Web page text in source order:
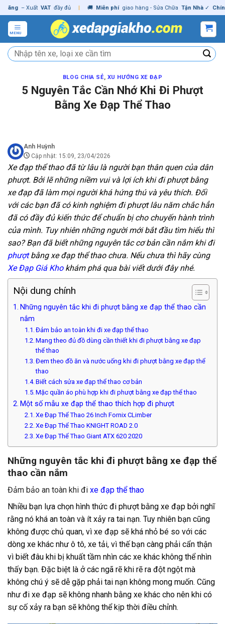
Skip
to
content
– Xuất VAT đầy đủ | 🚚 Miễn phí giao hàng - Sửa Chữa Tận Nhà ✓ Chính
MENU
Tìm
kiếm:
BLOG CHIA SẺ, XU HƯỚNG XE ĐẠP
5 Nguyên Tắc Cần Nhớ Khi Đi Phượt
Bằng Xe Đạp Thể Thao
Anh Huỳnh
Cập nhật: 15:09, 23/04/2026
Xe đạp thể thao đã từ lâu là người bạn thân quen của dân
phượt. Bởi lẽ những niềm vui và lợi ích khi đi phượt bằng
xe đạp đã làm mọi người khá hứng thú và yêu thích. Đối
với các bạn đã có kinh nghiệm đi phượt lâu năm chắc hẳn
đã có đầy đủ kiến thức để chuẩn bị cho chuyến hành trình
của mình. Tuy nhiên những người mới bắt đầu tìm hiểu thì
sao? Bạn đã biết những nguyên tắc cơ bản cần nắm khi đi
phượtbằng xe đạp thể thao chưa. Nếu chưa thì hãy cùng
Xe Đạp Giá Kho khám phá qua bài viết dưới đây nhé.
Nội dung chính
Những nguyên tắc khi đi phượt bằng xe đạp thể thao cần
nắm
Đảm bảo an toàn khi đi xe đạp thể thao
Mang theo đủ đồ dùng cần thiết khi đi phượt bằng xe đạp
thể thao
Đem theo đồ ăn và nước uống khi đi phượt bằng xe đạp thể
thao
Biết cách sửa xe đạp thể thao cơ bản
Mặc quần áo phù hợp khi đi phượt bằng xe đạp thể thao
Một số mẫu xe đạp thể thao thích hợp đi phượt
Xe Đạp Thể Thao 26 Inch Fornix CLimber
Xe Đạp Thể Thao KNIGHT ROAD 2.0
Xe Đạp Thể Thao Giant ATX 620 2020
Những nguyên tắc khi đi phượt bằng xe đạp thể
thao cần nắm
Đảm bảo an toàn khi đi xe đạp thể thao
Nhiều bạn lựa chọn hình thức đi phượt bằng xe đạp bởi nghĩ
rằng nó khá an toàn và ít xảy ra tai nạn. Tuy nhiên bạn cũng
không được chủ quan, vì xe đạp sẽ khá nhỏ bé so với các
dòng xe khác như ô tô, xe tải, vì thế bạn càng phải cẩn thận
vì biết đâu khi bị khuất tầm nhìn các xe khác không thể nhìn
thấy bạn. Đặc biệt là ở các ngã rẽ khi rẽ ra đột ngột mà
không chú ý sẽ dễ gặp phải tai nạn không mong muốn. Cũng
như đi xe đạp sẽ không nhanh bằng xe khác cho nên khi có
sự cố xảy ra bạn sẽ không thể kịp thời điều chỉnh.